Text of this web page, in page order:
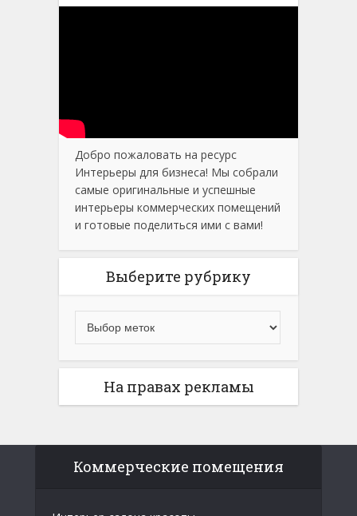
Добро пожаловать на ресурс
Интерьеры для бизнеса! Мы собрали
самые оригинальные и успешные
интерьеры коммерческих помещений
и готовые поделиться ими с вами!
Выберите рубрику
На правах рекламы
Коммерческие помещения